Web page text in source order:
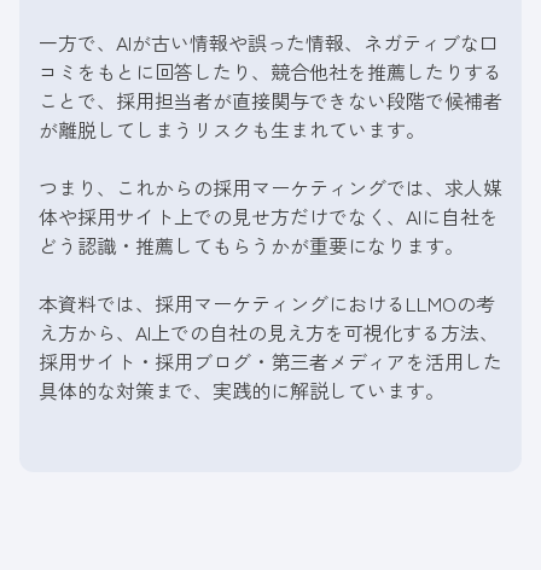
一方で、AIが古い情報や誤った情報、ネガティブな口
コミをもとに回答したり、競合他社を推薦したりする
ことで、採用担当者が直接関与できない段階で候補者
が離脱してしまうリスクも生まれています。
つまり、これからの採用マーケティングでは、求人媒
体や採用サイト上での見せ方だけでなく、AIに自社を
どう認識・推薦してもらうかが重要になります。
本資料では、採用マーケティングにおけるLLMOの考
え方から、AI上での自社の見え方を可視化する方法、
採用サイト・採用ブログ・第三者メディアを活用した
具体的な対策まで、実践的に解説しています。